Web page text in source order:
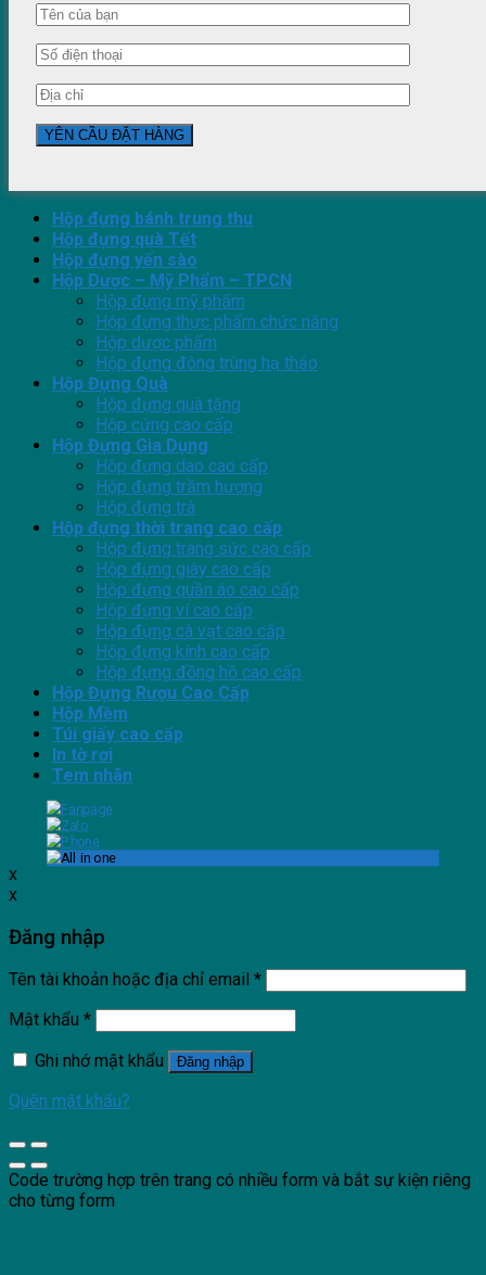
Hộp đựng bánh trung thu
Hộp đựng quà Tết
Hộp đựng yến sào
Hộp Dược – Mỹ Phẩm – TPCN
Hộp đựng mỹ phẩm
Hộp đựng thực phẩm chức năng
Hộp dược phẩm
Hộp đựng đông trùng hạ thảo
Hộp Đựng Quà
Hộp đựng quà tặng
Hộp cứng cao cấp
Hộp Đựng Gia Dụng
Hộp đựng dao cao cấp
Hộp đựng trầm hương
Hộp đựng trà
Hộp đựng thời trang cao cấp
Hộp đựng trang sức cao cấp
Hộp đựng giày cao cấp
Hộp đựng quần áo cao cấp
Hộp đựng ví cao cấp
Hộp đựng cà vạt cao cấp
Hộp đựng kính cao cấp
Hộp đựng đồng hồ cao cấp
Hộp Đựng Rượu Cao Cấp
Hộp Mềm
Túi giấy cao cấp
In tờ rơi
Tem nhãn
x
x
Đăng nhập
Tên tài khoản hoặc địa chỉ email *
Mật khẩu *
Ghi nhớ mật khẩu
Đăng nhập
Quên mật khẩu?
Code trường hợp trên trang có nhiều form và bắt sự kiện riêng
cho từng form